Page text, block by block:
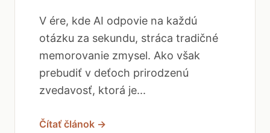
V ére, kde AI odpovie na každú
otázku za sekundu, stráca tradičné
memorovanie zmysel. Ako však
prebudiť v deťoch prirodzenú
zvedavosť, ktorá je...
Čítať článok →